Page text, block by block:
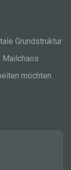
Grundstruktur
möchten